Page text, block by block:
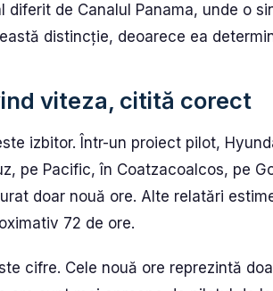
diferit de Canalul Panama, unde o
distincție, deoarece ea
viteza, citită corect
izbitor. Într-un proiect pilot,
pe Pacific, în Coatzacoalcos, pe
doar nouă ore. Alte relatări
72 de ore.
cifre. Cele nouă ore reprezintă